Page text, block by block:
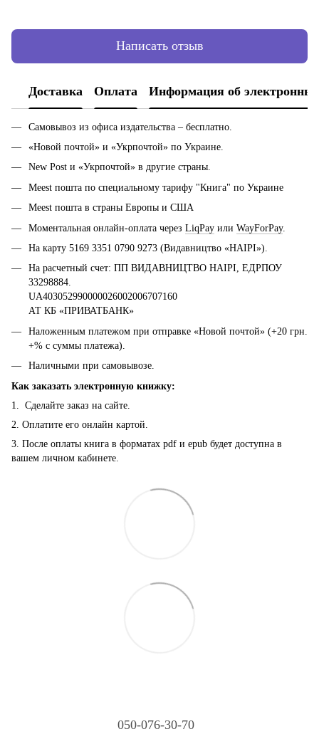
Написать отзыв
Доставка Оплата Информация об
Самовывоз из офиса издательства – бесплатно.
«Новой почтой» и «Укрпочтой» по Украине.
New Post и «Укрпочтой» в другие страны.
Meest пошта по специальному тарифу "Книга" по Украине
Meest пошта в страны Европы и США
Моментальная онлайн-оплата через LiqPay или WayForPay.
На карту 5169 3351 0790 9273 (Видавництво «НАІРІ»).
На расчетный счет: ПП ВИДАВНИЦТВО НАІРІ, ЕДРПОУ
33298884.
UA403052990000026002006707160
АТ КБ «ПРИВАТБАНК»
Наложенным платежом при отправке «Новой почтой» (+20 грн.
+% с суммы платежа).
Наличными при самовывозе.
Как заказать электронную книжку:
1. Сделайте заказ на сайте.
2. Оплатите его онлайн картой.
3. После оплаты книга в форматах pdf и epub будет доступна в
вашем личном кабинете.
050-076-30-70